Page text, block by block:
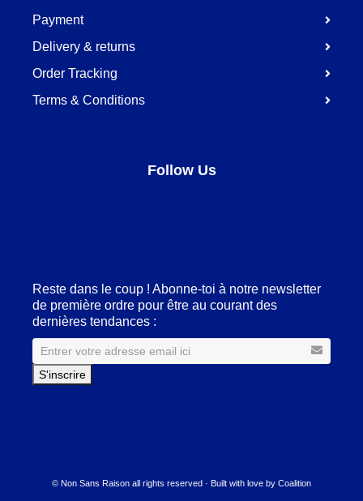
Payment
Delivery & returns
Order Tracking
Terms & Conditions
Follow Us
Reste dans le coup ! Abonne-toi à notre newsletter
de première ordre pour être au courant des
dernières tendances :
© Non Sans Raison all rights reserved · Built with love by Coalition